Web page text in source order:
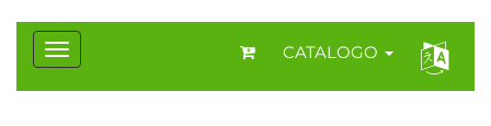
CATALOGO